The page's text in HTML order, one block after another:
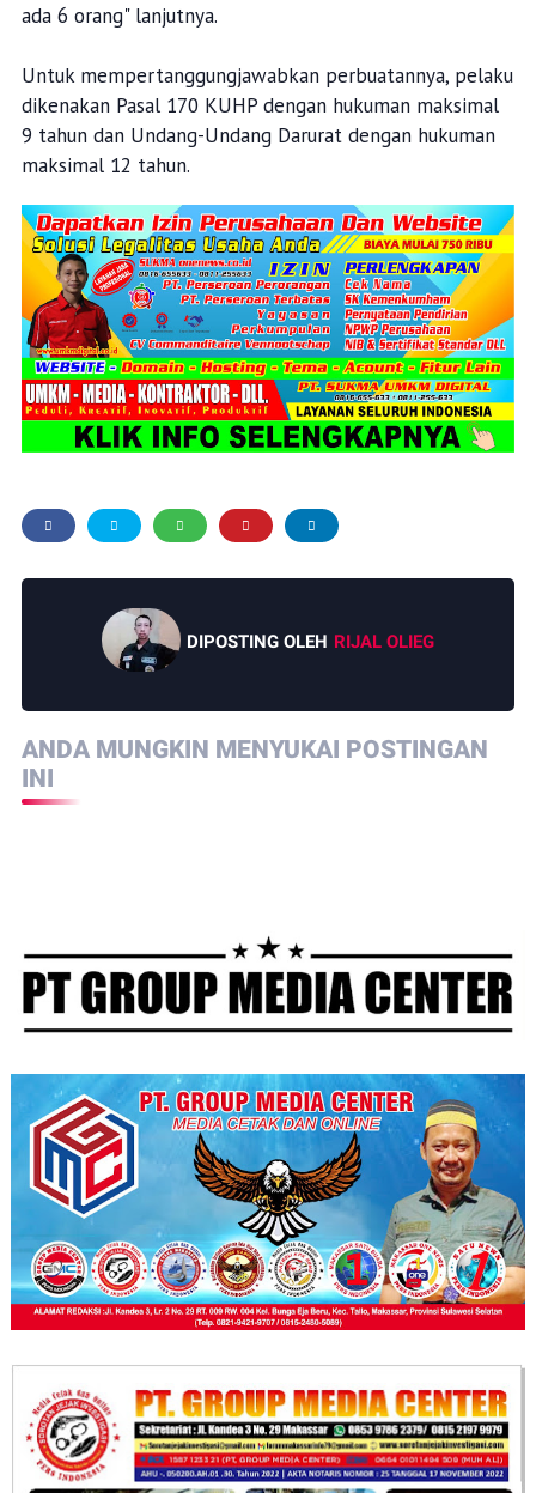
ada 6 orang" lanjutnya.
Untuk mempertanggungjawabkan perbuatannya, pelaku
dikenakan Pasal 170 KUHP dengan hukuman maksimal
9 tahun dan Undang-Undang Darurat dengan hukuman
maksimal 12 tahun.
DIPOSTING OLEH RIJAL OLIEG
ANDA MUNGKIN MENYUKAI POSTINGAN
INI